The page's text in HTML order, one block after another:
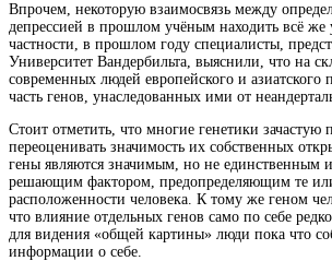
Впрочем, некоторую взаимосвязь между
депрессией в прошлом учёным находить всё же
частности, в прошлом году специалисты,
Университет Вандербильта, выяснили, что на
современных людей европейского и азиатского
часть генов, унаследованных ими от
Стоит отметить, что многие генетики зачастую
переоценивать значимость их собственных
гены являются значимым, но не единственным
решающим фактором, предопределяющим те
расположенности человека. К тому же геном
что влияние отдельных генов само по себе
для видения «общей картины» люди пока что
информации о себе.